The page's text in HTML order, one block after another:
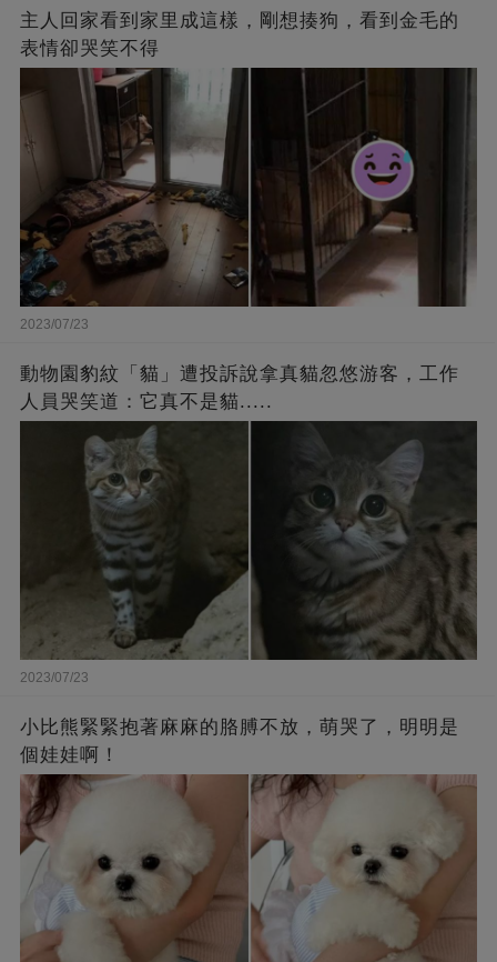
主人回家看到家里成這樣，剛想揍狗，看到金毛的
表情卻哭笑不得
2023/07/23
動物園豹紋「貓」遭投訴說拿真貓忽悠游客，工作
人員哭笑道：它真不是貓.....
2023/07/23
小比熊緊緊抱著麻麻的胳膊不放，萌哭了，明明是
個娃娃啊！